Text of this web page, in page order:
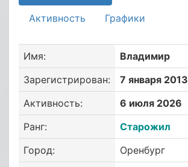
Активность Графики
Имя:
Владимир
Зарегистрирован:
7 января 2013
Активность:
6 июля 2026
Ранг:
Старожил
Город:
Оренбург